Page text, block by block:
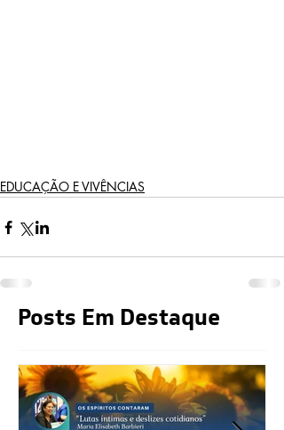
EDUCAÇÃO E VIVÊNCIAS
Posts Em Destaque